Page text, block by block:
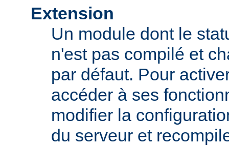
Extension
Un module dont le
n'est pas compilé et
par défaut. Pour
accéder à ses
modifier la
du serveur et